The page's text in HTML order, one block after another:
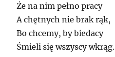
Że na nim pełno pracy
A chętnych nie brak rąk,
Bo chcemy, by biedacy
Śmieli się wszyscy wkrąg.